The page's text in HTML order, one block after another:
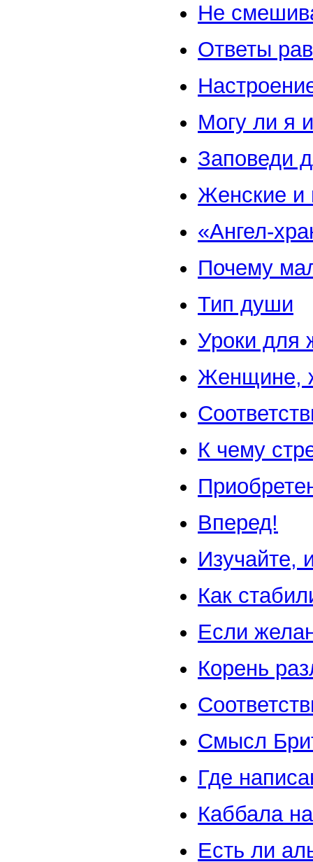
Не
Ответы
Могу ли я
Заповеди
Женские и
«Ангел-
Почему
Тип души
Уроки для
Женщине,
К чему
Вперед!
Изучайте,
Как
Если
Корень
Смысл
Где
Каббала
Есть ли